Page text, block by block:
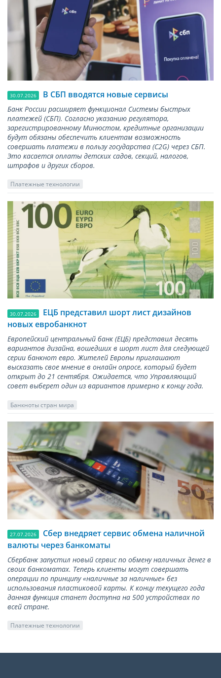
30.07.2026 В СБП вводятся новые сервисы
Банк России расширяет функционал Системы быстрых
платежей (СБП). Согласно указанию регулятора,
зарегистрированному Минюстом, кредитные организации
будут обязаны обеспечить клиентам возможность
совершать платежи в пользу государства (С2G) через СБП.
Это касается оплаты детских садов, секций, налогов,
штрафов и других сборов.
Платежные технологии
30.07.2026
ЕЦБ представил шорт лист дизайнов
новых евробанкнот
Европейский центральный банк (ЕЦБ) представил десять
вариантов дизайна, вошедших в шорт лист для следующей
серии банкнот евро. Жителей Европы приглашают
высказать свое мнение в онлайн опросе, который будет
открыт до 21 сентября. Ожидается, что Управляющий
совет выберет один из вариантов примерно к концу года.
Банкноты стран мира
27.07.2026
Сбер внедряет сервис обмена наличной
валюты через банкоматы
Сбербанк запустил новый сервис по обмену наличных денег в
своих банкоматах. Теперь клиенты могут совершать
операции по принципу «наличные за наличные» без
использования пластиковой карты. К концу текущего года
данная функция станет доступна на 500 устройствах по
всей стране.
Платежные технологии